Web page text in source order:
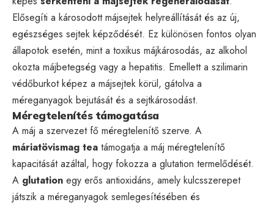
Elősegíti a károsodott májsejtek helyreállítását és az új,
egészséges sejtek képződését. Ez különösen fontos olyan
állapotok esetén, mint a toxikus májkárosodás, az alkohol
okozta májbetegség vagy a hepatitis. Emellett a szilimarin
védőburkot képez a májsejtek körül, gátolva a
méreganyagok bejutását és a sejtkárosodást.
Méregtelenítés támogatása
A máj a szervezet fő méregtelenítő szerve. A
máriatövismag tea támogatja a máj méregtelenítő
kapacitását azáltal, hogy fokozza a glutation termelődését.
A glutation egy erős antioxidáns, amely kulcsszerepet
játszik a méreganyagok semlegesítésében és